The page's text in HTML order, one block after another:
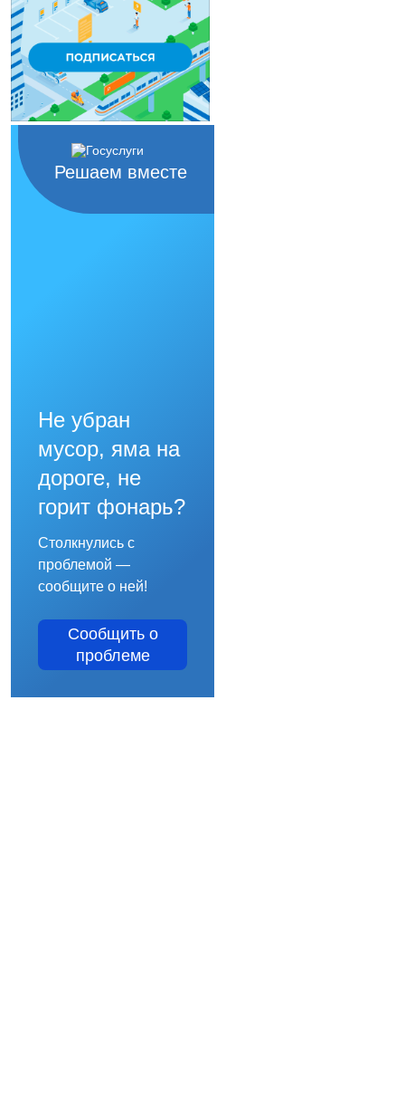
Решаем вместе
Не убран
мусор, яма на
дороге, не
горит фонарь?
Столкнулись с
проблемой —
сообщите о ней!
Сообщить о
проблеме